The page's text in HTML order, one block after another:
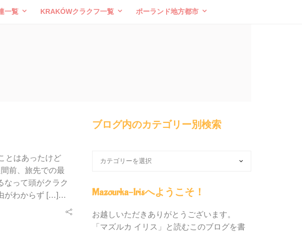
一覧 KRAKÓWクラクフ一覧 ポーランド地方都市
とはあったけど
前、旅先での最
なって頭がクラク
がわからず […]…
ブログ内のカテゴリー別検索
内
の
テ
ゴ
Mazourka-Irisへようこそ！
お越しいただきありがとうございます。
「マズルカ イリス」と読むこのブログを書